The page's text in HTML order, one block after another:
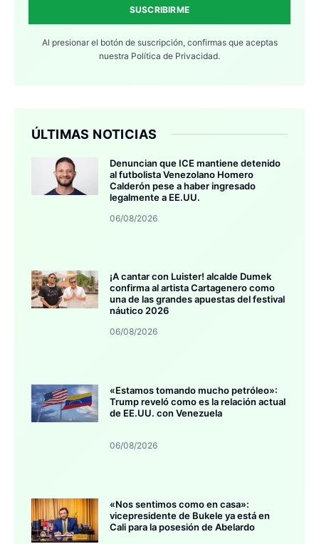
SUSCRIBIRME
Al presionar el botón de suscripción, confirmas que aceptas
nuestra Política de Privacidad.
ÚLTIMAS NOTICIAS
Denuncian que ICE mantiene detenido
al futbolista Venezolano Homero
Calderón pese a haber ingresado
legalmente a EE.UU.
06/08/2026
¡A cantar con Luister! alcalde Dumek
confirma al artista Cartagenero como
una de las grandes apuestas del festival
náutico 2026
06/08/2026
«Estamos tomando mucho petróleo»:
Trump reveló como es la relación actual
de EE.UU. con Venezuela
06/08/2026
«Nos sentimos como en casa»:
vicepresidente de Bukele ya está en
Cali para la posesión de Abelardo